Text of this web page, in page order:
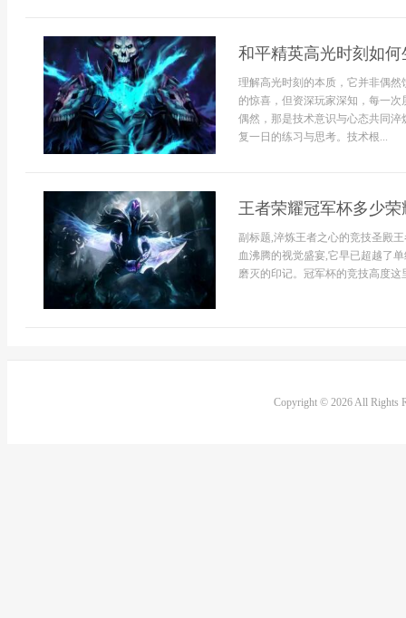
和平精英高光时刻如
理解高光时刻的本质，它并非偶
的惊喜，但资深玩家深知，每一
偶然，那是技术意识与心态共同
复一日的练习与思考。技术根...
王者荣耀冠军杯多少
副标题,淬炼王者之心的竞技圣殿
血沸腾的视觉盛宴,它早已超越了
磨灭的印记。冠军杯的竞技高度这
Copyright © 2026 All Rights